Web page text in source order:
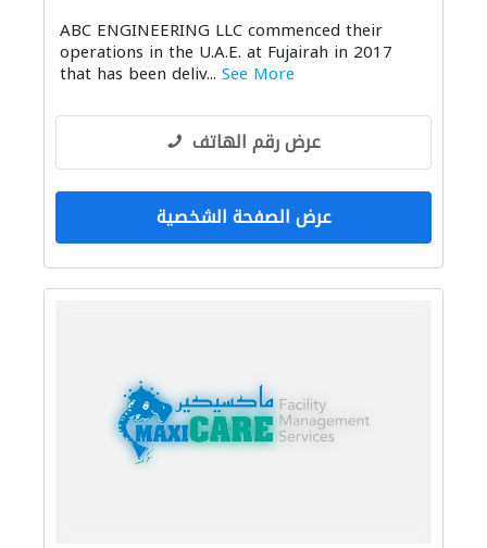
ABC ENGINEERING LLC commenced their
operations in the U.A.E. at Fujairah in 2017
that has been deliv... See More
عرض رقم الهاتف
عرض الصفحة الشخصية